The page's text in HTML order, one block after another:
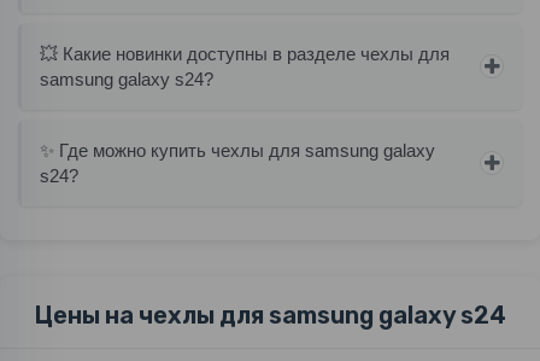
💥 Какие новинки доступны в разделе чехлы для
samsung galaxy s24?
✨ Где можно купить чехлы для samsung galaxy
s24?
Цены на чехлы для samsung galaxy s24